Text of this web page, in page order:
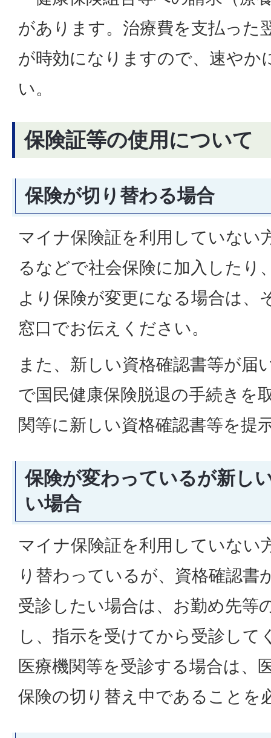
があります。治療費を支払った
が時効になりますので、速やか
い。
保険証等の使用について
保険が切り替わる場合
マイナ保険証を利用していない
るなどで社会保険に加入したり
より保険が変更になる場合は、
窓口でお伝えください。
また、新しい資格確認書等が届
で国民健康保険脱退の手続きを
関等に新しい資格確認書等を提
保険が変わっているが新し
い場合
マイナ保険証を利用していない
り替わっているが、資格確認書
受診したい場合は、お勤め先等
し、指示を受けてから受診して
医療機関等を受診する場合は、
保険の切り替え中であることを